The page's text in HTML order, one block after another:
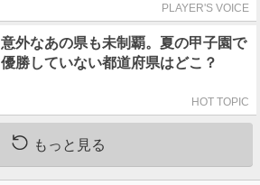
PLAYER'S VOICE
意外なあの県も未制覇。夏の甲子園で
優勝していない都道府県はどこ？
HOT TOPIC
もっと見る